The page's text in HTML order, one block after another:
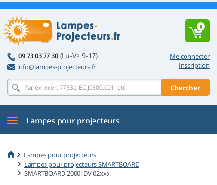
Me connecter
Inscription
09 73 03 77 30 (Lu-Ve 9-17)
info@lampes-projecteurs.fr
Chercher
0
Lampes pour projecteurs
Lampes pour projecteurs
Lampes pour projecteurs SMARTBOARD
SMARTBOARD 2000i DV 02xxx